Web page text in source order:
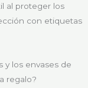
al proteger los
con etiquetas
y los envases de
regalo?